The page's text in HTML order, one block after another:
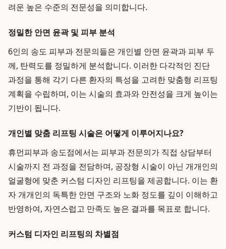
려운 높은 수준의 전문성을 의미합니다.
정밀한 안면 윤곽 및 피부 분석
6인의 송도 피부과 전문의들은 개인별 안면 윤곽과 피부 두
께, 탄력도를 정밀하게 분석합니다. 이러한 다각적인 진단
과정을 통해 각기 다른 환자의 특성을 고려한 맞춤형 리프팅
계획을 수립하며, 이는 시술의 효과와 안전성을 크게 높이는
기반이 됩니다.
개인별 맞춤 리프팅 시술은 어떻게 이루어지나요?
휴먼피부과 송도점에서는 피부과 전문의가 직접 상담부터
시술까지 전 과정을 전담하며, 공장형 시술이 아닌 개개인의
얼굴형에 맞춘 커스텀 디자인 리프팅을 제공합니다. 이는 환
자 개개인의 독특한 안면 구조와 노화 정도를 깊이 이해하고
반영하여, 자연스럽고 만족도 높은 결과를 목표로 합니다.
커스텀 디자인 리프팅의 차별점